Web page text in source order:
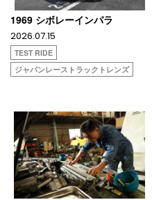
1969 シボレーインパラ
2026.07.15
TEST RIDE
ジャパンレーストラックトレンズ